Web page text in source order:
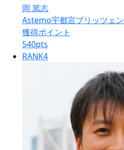
岡 篤志
Astemo宇都宮ブリッツェン
獲得ポイント
540pts
RANK4